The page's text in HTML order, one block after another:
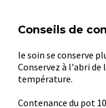
Conseils de
le soin se conserve
Conservez à l'abri de
température.
Contenance du pot